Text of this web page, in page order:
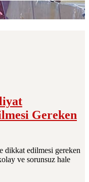
Gereken
dikkat edilmesi gereken
ve sorunsuz hale